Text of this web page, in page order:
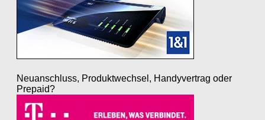
Neuanschluss, Produktwechsel, Handyvertrag oder
Prepaid?